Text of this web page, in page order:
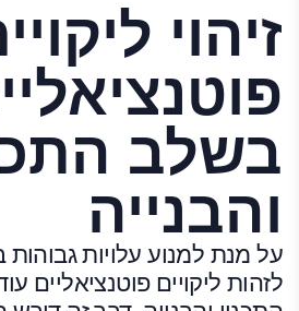
זיהוי
בשלב
והבנייה
על מנת למנוע עלויות
לזהות ליקויים פוטנציאליים